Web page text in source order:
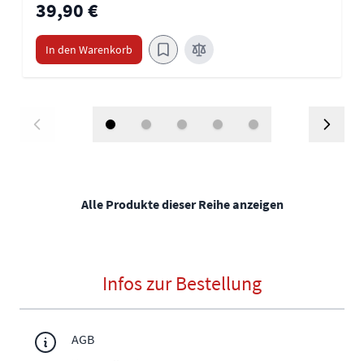
39,90 €
In den Warenkorb
Alle Produkte dieser Reihe anzeigen
Infos zur Bestellung
AGB